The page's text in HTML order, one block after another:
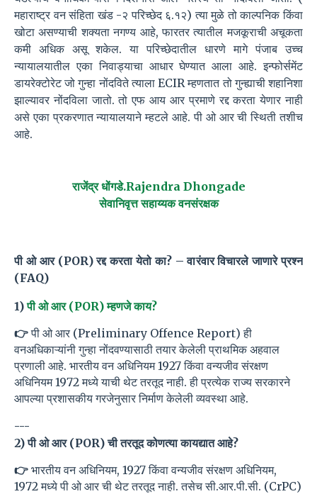
महाराष्ट्र वन संहिता खंड -२ परिच्छेद ६.१२) त्या मुळे तो काल्पनिक किंवा
खोटा असण्याची शक्यता नगण्य आहे, फारतर त्यातील मजकूराची अचूकता
कमी अधिक असू शकेल. या परिच्छेदातील धारणे मागे पंजाब उच्च
न्यायालयातील एका निवाड्याचा आधार घेण्यात आला आहे. इन्फोर्समेंट
डायरेक्टोरेट जो गुन्हा नोंदविते त्याला ECIR म्हणतात तो गुन्ह्याची शहानिशा
झाल्यावर नोंदविला जातो. तो एफ आय आर प्रमाणे रद्द करता येणार नाही
असे एका प्रकरणात न्यायालयाने म्हटले आहे. पी ओ आर ची स्थिती तशीच
आहे.
राजेंद्र धोंगडे.Rajendra Dhongade
सेवानिवृत्त सहाय्यक वनसंरक्षक
पी ओ आर (POR) रद्द करता येतो का? – वारंवार विचारले जाणारे प्रश्न
(FAQ)
1)पी ओ आर (POR) म्हणजे काय?
👉पी ओ आर (Preliminary Offence Report) ही
वनअधिकाऱ्यांनी गुन्हा नोंदवण्यासाठी तयार केलेली प्राथमिक अहवाल
प्रणाली आहे. भारतीय वन अधिनियम 1927 किंवा वन्यजीव संरक्षण
अधिनियम 1972 मध्ये याची थेट तरतूद नाही. ही प्रत्येक राज्य सरकारने
आपल्या प्रशासकीय गरजेनुसार निर्माण केलेली व्यवस्था आहे.
---
2) पी ओ आर (POR) ची तरतूद कोणत्या कायद्यात आहे?
👉 भारतीय वन अधिनियम, 1927 किंवा वन्यजीव संरक्षण अधिनियम,
1972 मध्ये पी ओ आर ची थेट तरतूद नाही. तसेच सी.आर.पी.सी. (CrPC)